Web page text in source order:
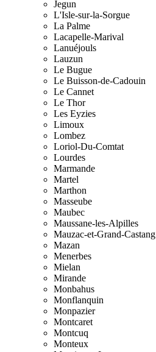
Jegun
L'Isle-sur-la-Sorgue
La Palme
Lacapelle-Marival
Lanuéjouls
Lauzun
Le Bugue
Le Buisson-de-Cadouin
Le Cannet
Le Thor
Les Eyzies
Limoux
Lombez
Loriol-Du-Comtat
Lourdes
Marmande
Martel
Marthon
Masseube
Maubec
Maussane-les-Alpilles
Mauzac-et-Grand-Castang
Mazan
Menerbes
Mielan
Mirande
Monbahus
Monflanquin
Monpazier
Montcaret
Montcuq
Monteux